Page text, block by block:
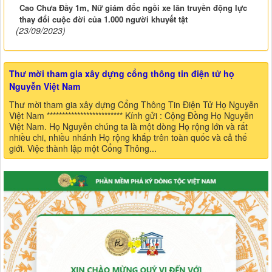
Cao Chưa Đầy 1m, Nữ giám đốc ngồi xe lăn truyền động lực
thay đổi cuộc đời của 1.000 người khuyết tật
(23/09/2023)
Thư mời tham gia xây dựng cổng thông tin điện tử họ
Nguyễn Việt Nam
Thư mời tham gia xây dựng Cổng Thông Tin Điện Tử Họ Nguyễn
Việt Nam ************************* Kính gửi : Cộng Đồng Họ Nguyễn
Việt Nam. Họ Nguyễn chúng ta là một dòng Họ rộng lớn và rất
nhiều chi, nhiều nhánh Họ rộng khắp trên toàn quốc và cả thế
giới. Việc thành lập một Cổng Thông...